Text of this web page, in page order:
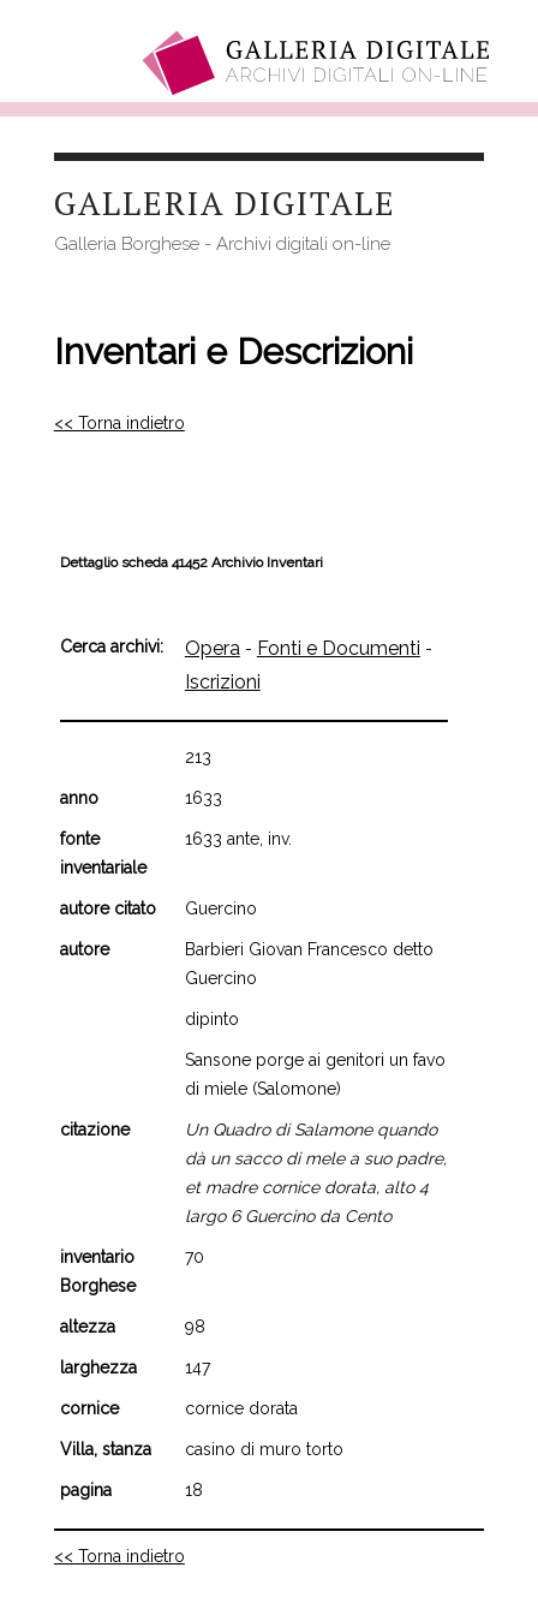
contenutoGALLERIA DIGITALE
Galleria Borghese - Archivi digitali on-line
Inventari e Descrizioni
<< Torna indietro
Dettaglio scheda 41452 Archivio Inventari
Cerca archivi: Opera - Fonti e Documenti -
Iscrizioni
213
anno 1633
fonte
inventariale
1633 ante, inv.
autore citato Guercino
autore
Barbieri Giovan Francesco detto
Guercino
dipinto
Sansone porge ai genitori un favo
di miele (Salomone)
citazione
Un Quadro di Salamone quando
dà un sacco di mele a suo padre,
et madre cornice dorata, alto 4
largo 6 Guercino da Cento
inventario
Borghese
70
altezza 98
larghezza 147
cornice cornice dorata
Villa, stanza casino di muro torto
pagina 18
<< Torna indietro